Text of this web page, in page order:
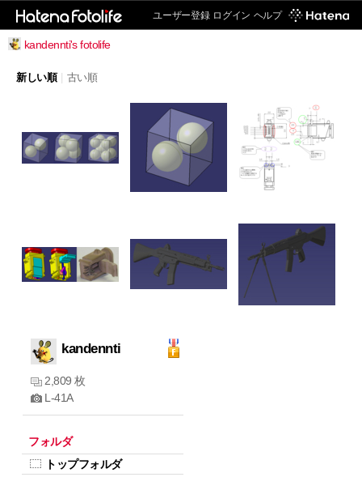
ユーザー登録 ログイン ヘルプ
kandennti's fotolife
新しい順 古い順
kandennti
2,809 枚
L-41A
フォルダ
トップフォルダ